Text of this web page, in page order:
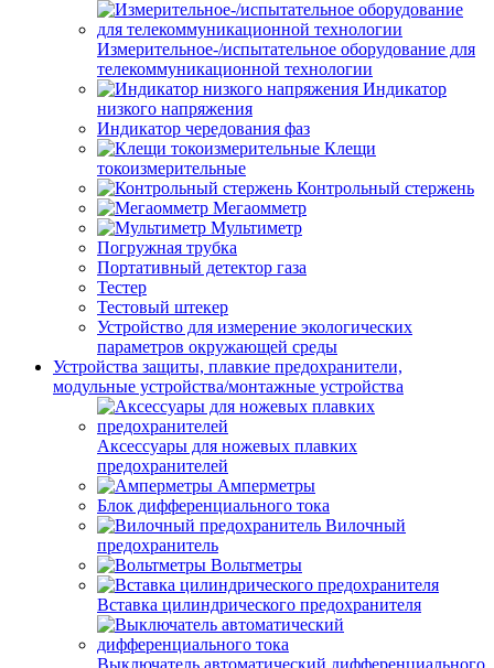
Измерительное-/испытательное оборудование для
телекоммуникационной технологии
Индикатор
низкого напряжения
Индикатор чередования фаз
Клещи
токоизмерительные
Контрольный стержень
Мегаомметр
Мультиметр
Погружная трубка
Портативный детектор газа
Тестер
Тестовый штекер
Устройство для измерение экологических
параметров окружающей среды
Устройства защиты, плавкие предохранители,
модульные устройства/монтажные устройства
Аксессуары для ножевых плавких
предохранителей
Амперметры
Блок дифференциального тока
Вилочный
предохранитель
Вольтметры
Вставка цилиндрического предохранителя
Выключатель автоматический дифференциального